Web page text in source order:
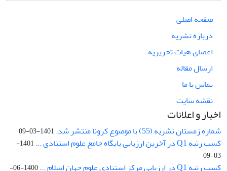
صفحه اصلی
درباره نشریه
اعضای هیات تحریریه
ارسال مقاله
تماس با ما
نقشه سایت
اخبار و اعلانات
شماره زمستان نشریه (55) با موضوع کرونا منتشر شد. 1401-03-09
کسب رتبه Q1 در آخرین ارزیابی پایگاه جامع علوم استنادی ...
1401-
03-09
کسب رتبه Q1 در ارزیابی مرکز استنادی علوم جهان اسلام ... 1400-06-